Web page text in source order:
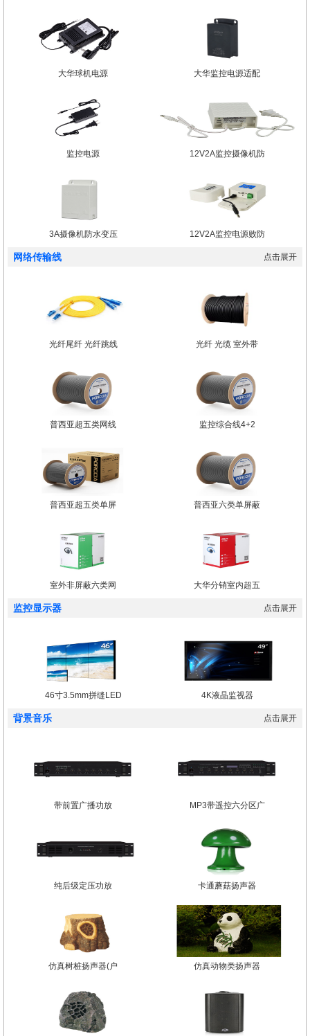
大华球机电源 大华监控电源适配
监控电源 12V2A监控摄像机防
3A摄像机防水变压 12V2A监控电源败防
网络传输线 点击展开
光纤尾纤 光纤跳线 光纤 光缆 室外带
普西亚超五类网线 监控综合线4+2
普西亚超五类单屏 普西亚六类单屏蔽
室外非屏蔽六类网 大华分销室内超五
监控显示器 点击展开
46寸3.5mm拼缝LED 4K液晶监视器
背景音乐 点击展开
带前置广播功放 MP3带遥控六分区广
纯后级定压功放 卡通蘑菇扬声器
仿真树桩扬声器(户 仿真动物类扬声器